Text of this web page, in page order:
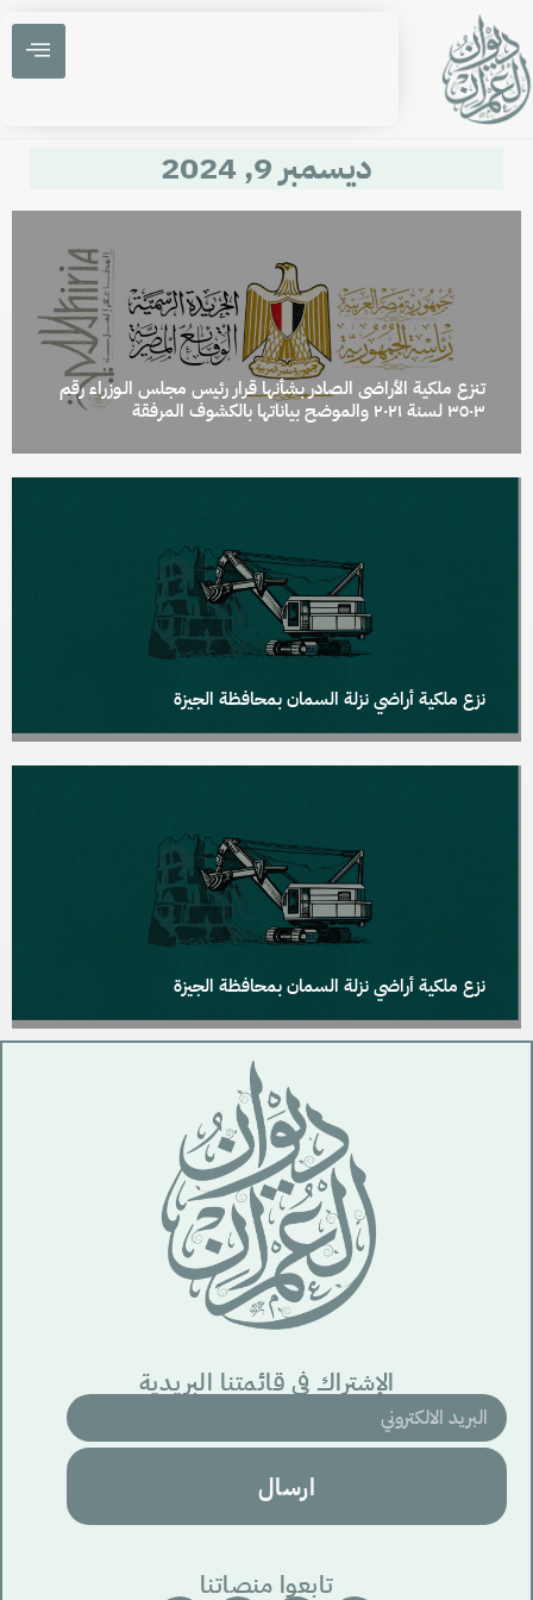
ديسمبر 9, 2024
تنزع ملكية الأراضى الصادر بشأنها قرار رئيس مجلس الـوزراء رقم
٣٥٠٣ لسنة ٢٠٢١ والموضح بياناتها بالكشوف المرفقة
نزع ملكية أراضي نزلة السمان بمحافظة الجيزة
نزع ملكية أراضي نزلة السمان بمحافظة الجيزة
الإشتراك في قائمتنا البريدية
ارسال
تابعوا منصاتنا